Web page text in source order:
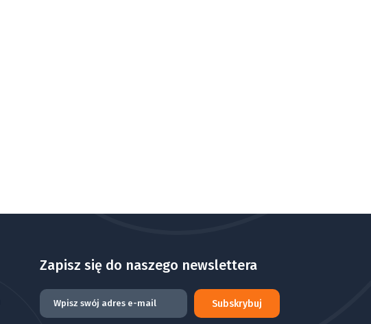
Zapisz się do naszego newslettera
Subskrybuj